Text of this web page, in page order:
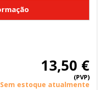
13,50 €
(PVP)
Sem estoque atualmente